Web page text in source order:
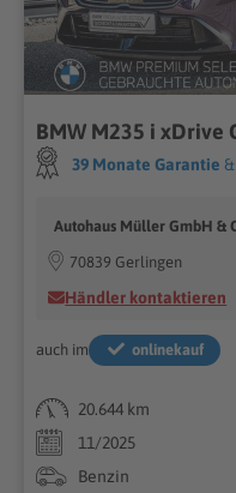
39 Monate Garantie
70839 Gerlingen
Händler kontaktieren
auch im onlinekauf
20.644 km
11/2025
Benzin